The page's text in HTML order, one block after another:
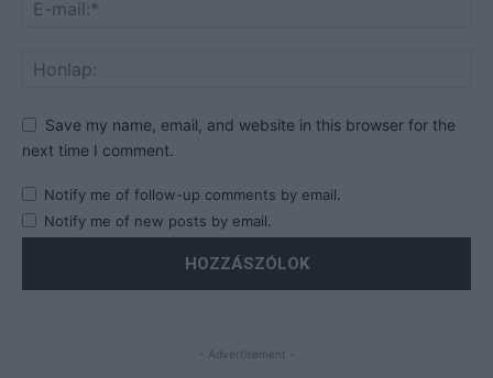
Save my name, email, and website in this browser for the
next time I comment.
Notify me of follow-up comments by email.
Notify me of new posts by email.
- Advertisement -